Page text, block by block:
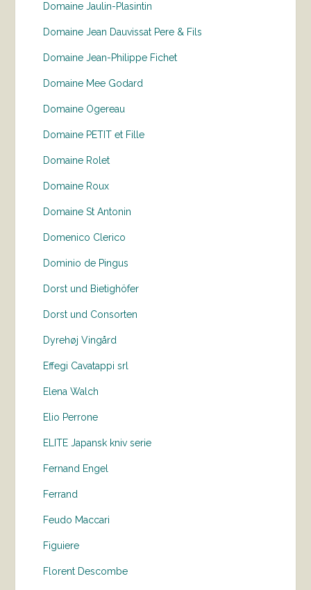
Domaine Jaulin-Plasintin
Domaine Jean Dauvissat Pere & Fils
Domaine Jean-Philippe Fichet
Domaine Mee Godard
Domaine Ogereau
Domaine PETIT et Fille
Domaine Rolet
Domaine Roux
Domaine St Antonin
Domenico Clerico
Dominio de Pingus
Dorst und Bietighöfer
Dorst und Consorten
Dyrehøj Vingård
Effegi Cavatappi srl
Elena Walch
Elio Perrone
ELITE Japansk kniv serie
Fernand Engel
Ferrand
Feudo Maccari
Figuiere
Florent Descombe